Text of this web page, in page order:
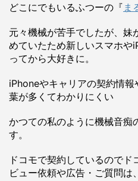
どこにでもいるふつーの『 ま
元々機械が苦手でしたが、妹
めていたため新しいスマホや
ってから大好きに。
iPhoneやキャリアの契約情
葉が多くてわかりにくい
かつての私のように機械音痴
す。
ドコモで契約しているので
ビュー依頼や広告・ご質問は